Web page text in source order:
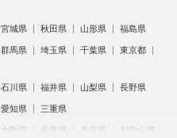
宮城県 秋田県 山形県 福島県
群馬県 埼玉県 千葉県
東京都
石川県 福井県 山梨県 長野県
愛知県 三重県
大阪府 兵庫県 奈良県 和歌山県